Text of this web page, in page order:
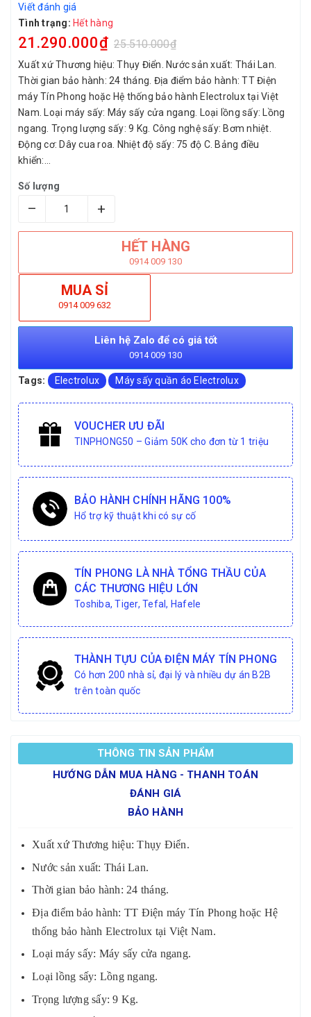
Viết đánh giá
Tình trạng: Hết hàng
21.290.000₫ 25.510.000₫
Xuất xứ Thương hiệu: Thụy Điển. Nước sản xuất: Thái Lan.
Thời gian bảo hành: 24 tháng. Địa điểm bảo hành: TT Điện
máy Tín Phong hoặc Hệ thống bảo hành Electrolux tại Việt
Nam. Loại máy sấy: Máy sấy cửa ngang. Loại lồng sấy: Lồng
ngang. Trọng lượng sấy: 9 Kg. Công nghệ sấy: Bơm nhiệt.
Động cơ: Dây cua roa. Nhiệt độ sấy: 75 độ C. Bảng điều
khiển:...
Số lượng
– +
HẾT HÀNG
0914 009 130
MUA SỈ
0914 009 632
Liên hệ Zalo để có giá tốt
0914 009 130
Tags: Electrolux Máy sấy quần áo Electrolux
VOUCHER ƯU ĐÃI
TINPHONG50 – Giảm 50K cho đơn từ 1 triệu
BẢO HÀNH CHÍNH HÃNG 100%
Hổ trợ kỹ thuật khi có sự cố
TÍN PHONG LÀ NHÀ TỔNG THẦU CỦA
CÁC THƯƠNG HIỆU LỚN
Toshiba, Tiger, Tefal, Hafele
THÀNH TỰU CỦA ĐIỆN MÁY TÍN PHONG
Có hơn 200 nhà sỉ, đại lý và nhiều dự án B2B
trên toàn quốc
THÔNG TIN SẢN PHẨM
HƯỚNG DẪN MUA HÀNG - THANH TOÁN
ĐÁNH GIÁ
BẢO HÀNH
Xuất xứ Thương hiệu: Thụy Điển.
Nước sản xuất: Thái Lan.
Thời gian bảo hành: 24 tháng.
Địa điểm bảo hành: TT Điện máy Tín Phong hoặc Hệ
thống bảo hành Electrolux tại Việt Nam.
Loại máy sấy: Máy sấy cửa ngang.
Loại lồng sấy: Lồng ngang.
Trọng lượng sấy: 9 Kg.